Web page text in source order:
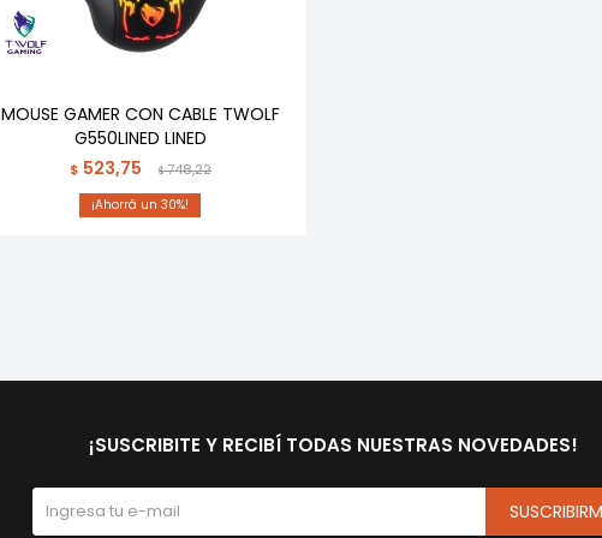
MOUSE GAMER CON CABLE TWOLF
G550LINED LINED
$ 523,75 $748,22
30
¡SUSCRIBITE Y RECIBÍ TODAS NUESTRAS NOVEDADES!